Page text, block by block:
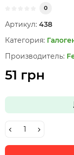
0
Артикул: 438
Категория:
Производитель:
51 грн